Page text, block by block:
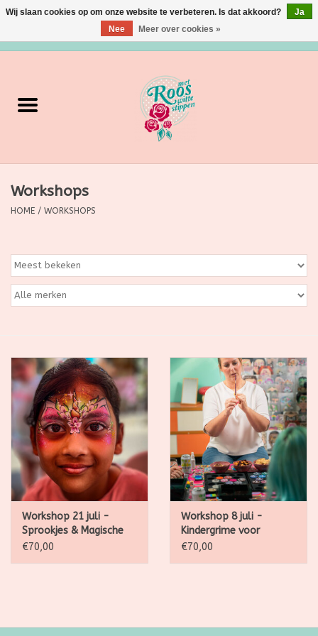
Verzorging
Grimeermateriaal
Huishoudartikelen
Ditjes & Datjes
Kadootjes
Belgisch
Workshops
Workshops
HOME / WORKSHOPS
Workshop 21 juli -
Sprookjes & Magische
wezens
€70,00
Workshop 8 juli -
Kindergrime voor
beginners
€70,00
Wij slaan cookies op om onze website te verbeteren. Is dat akkoord?
Ja
Nee
Meer over cookies »